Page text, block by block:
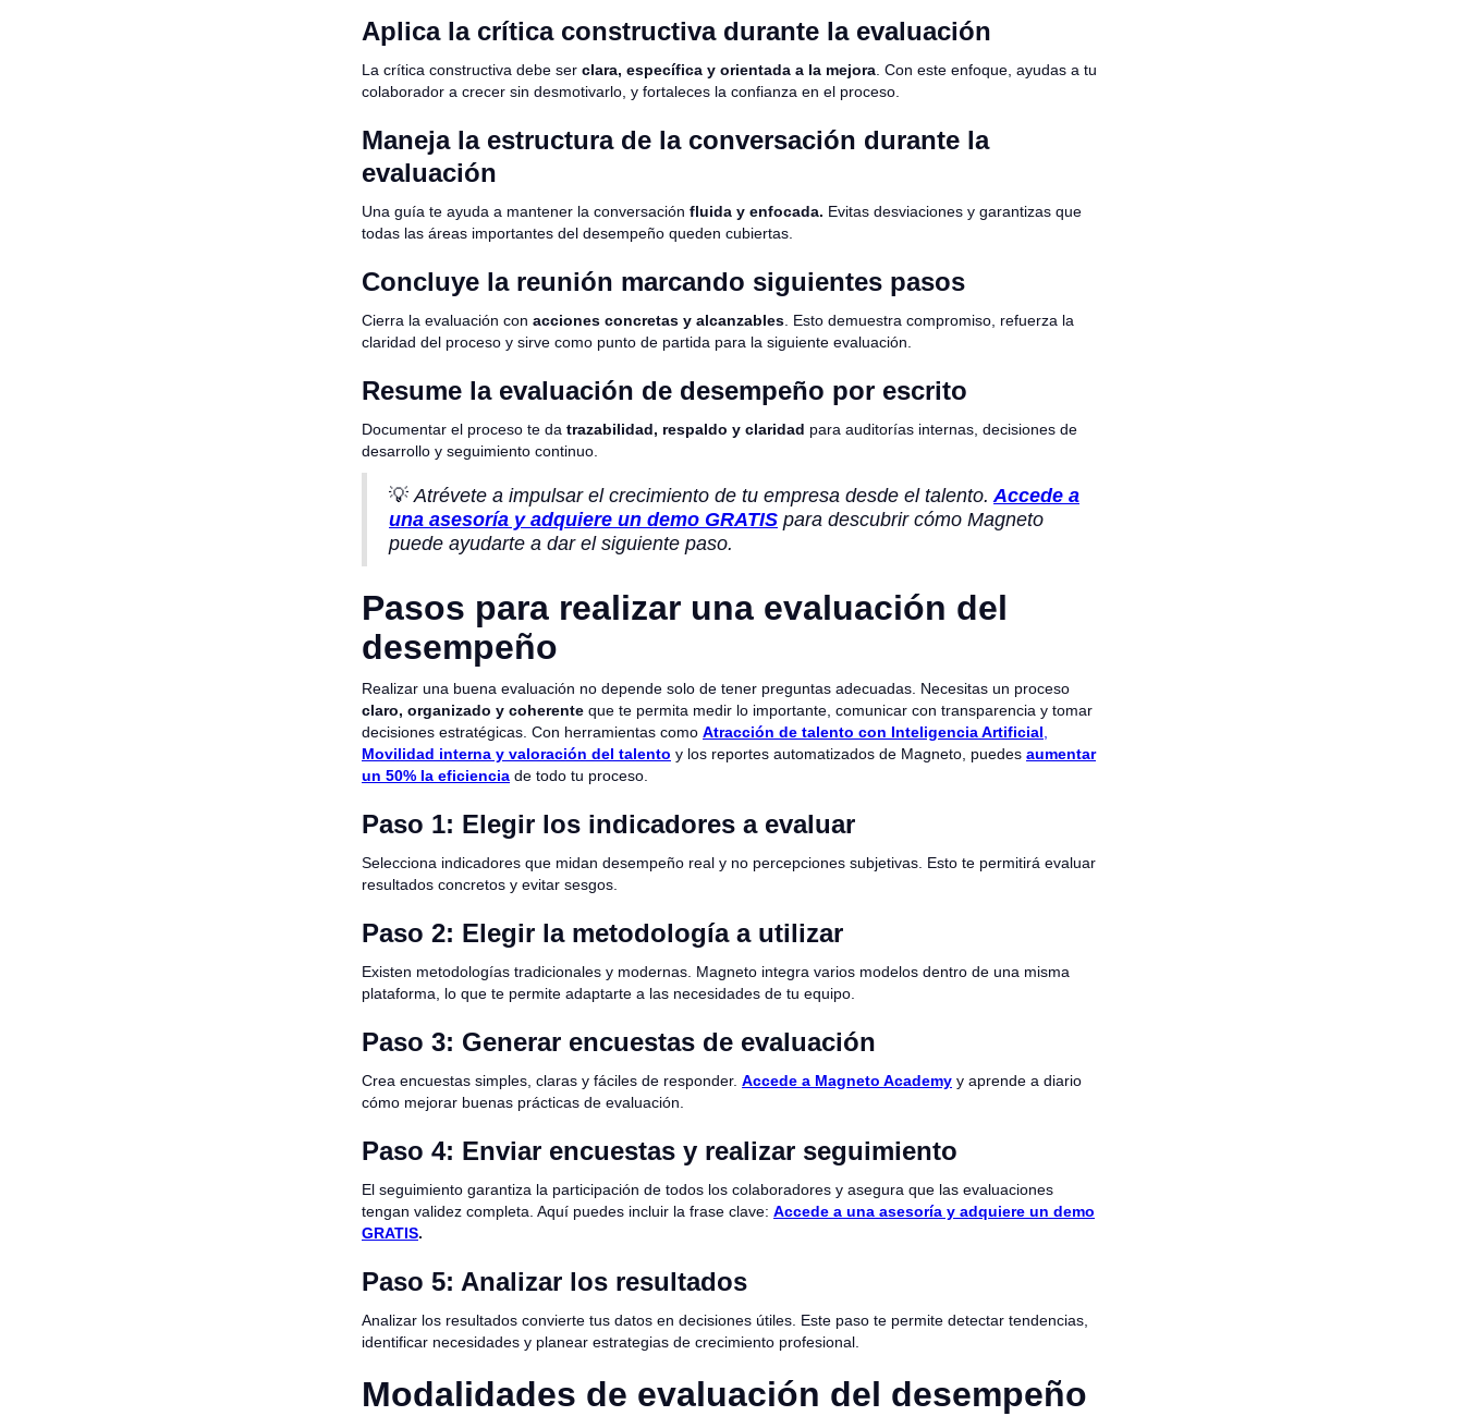
Aplica la crítica constructiva durante la evaluación
La crítica constructiva debe ser clara, específica y orientada a la mejora . Con este enfoque, ayudas a tu
colaborador a crecer sin desmotivarlo, y fortaleces la confianza en el proceso.
Maneja la estructura de la conversación durante la
evaluación
Una guía te ayuda a mantener la conversación fluida y enfocada. Evitas desviaciones y garantizas que
todas las áreas importantes del desempeño queden cubiertas.
Concluye la reunión marcando siguientes pasos
Cierra la evaluación con acciones concretas y alcanzables . Esto demuestra compromiso, refuerza la
claridad del proceso y sirve como punto de partida para la siguiente evaluación.
Resume la evaluación de desempeño por escrito
Documentar el proceso te da trazabilidad, respaldo y claridad para auditorías internas, decisiones de
desarrollo y seguimiento continuo.
💡Atrévete a impulsar el crecimiento de tu empresa desde el talento. Accede a
una asesoría y adquiere un demo GRATIS para descubrir cómo Magneto
puede ayudarte a dar el siguiente paso.
Pasos para realizar una evaluación del
desempeño
Realizar una buena evaluación no depende solo de tener preguntas adecuadas. Necesitas un proceso
claro, organizado y coherente que te permita medir lo importante, comunicar con transparencia y tomar
decisiones estratégicas. Con herramientas como Atracción de talento con Inteligencia Artificial
Movilidad interna y valoración del talento y los reportes automatizados de Magneto, puedes aumentar
un 50% la eficiencia de todo tu proceso.
Paso 1: Elegir los indicadores a evaluar
Selecciona indicadores que midan desempeño real y no percepciones subjetivas. Esto te permitirá evaluar
resultados concretos y evitar sesgos.
Paso 2: Elegir la metodología a utilizar
Existen metodologías tradicionales y modernas. Magneto integra varios modelos dentro de una misma
plataforma, lo que te permite adaptarte a las necesidades de tu equipo.
Paso 3: Generar encuestas de evaluación
Crea encuestas simples, claras y fáciles de responder. Accede a Magneto Academy y aprende a diario
cómo mejorar buenas prácticas de evaluación.
Paso 4: Enviar encuestas y realizar seguimiento
El seguimiento garantiza la participación de todos los colaboradores y asegura que las evaluaciones
tengan validez completa. Aquí puedes incluir la frase clave: Accede a una asesoría y adquiere un demo
GRATIS.
Paso 5: Analizar los resultados
Analizar los resultados convierte tus datos en decisiones útiles. Este paso te permite detectar tendencias,
identificar necesidades y planear estrategias de crecimiento profesional.
Modalidades de evaluación del desempeño